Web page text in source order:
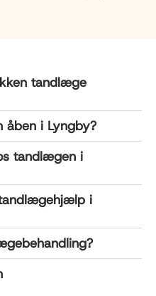
tandlæge
i Lyngby?
tandlægen i
i